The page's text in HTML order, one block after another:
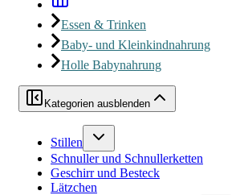
Essen & Trinken
Baby- und Kleinkindnahrung
Holle Babynahrung
Kategorien ausblenden
Stillen
Schnuller und Schnullerketten
Geschirr und Besteck
Lätzchen